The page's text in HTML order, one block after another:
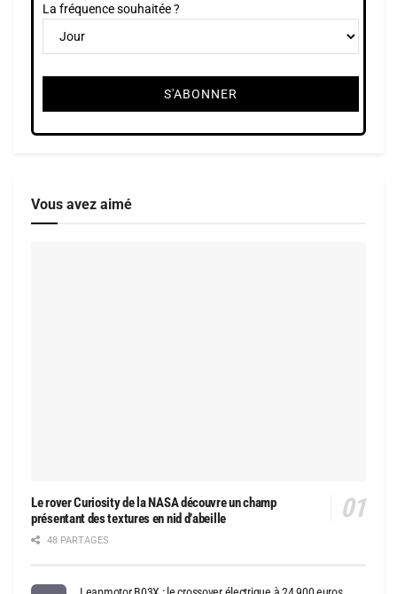
La fréquence souhaitée ?
Vous avez aimé
Le rover Curiosity de la NASA découvre un champ
présentant des textures en nid d’abeille
48 PARTAGES